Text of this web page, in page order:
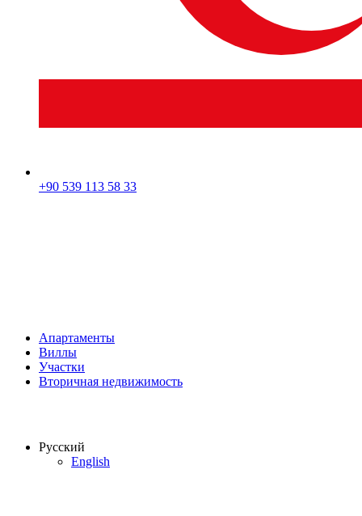
+90 539 113 58 33
Апартаменты
Виллы
Участки
Вторичная недвижимость
Русский
English